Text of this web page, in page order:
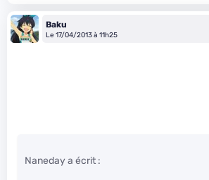
Baku
Le 17/04/2013 à 11h25
Naneday a écrit :